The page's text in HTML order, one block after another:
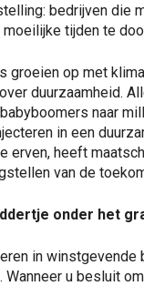
bedrijven die
tijden te
groeien op met
duurzaamheid.
naar
in een
erven, heeft
van de
onder het
in
u besluit